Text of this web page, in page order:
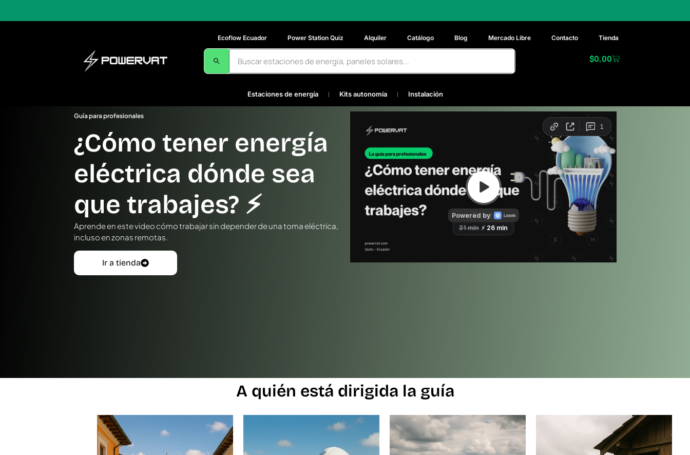
Ecoflow Ecuador Power Station Quiz Alquiler Catálogo Blog Mercado Libre Contacto Tienda
$0,00
Estaciones de energía Kits autonomía Instalación
Guía para profesionales
¿Cómo tener energía
eléctrica dónde sea
que trabajes? ⚡️
Aprende en este video cómo trabajar sin depender de una toma eléctrica,
incluso en zonas remotas.
Ir a tienda
A quién está dirigida la guía